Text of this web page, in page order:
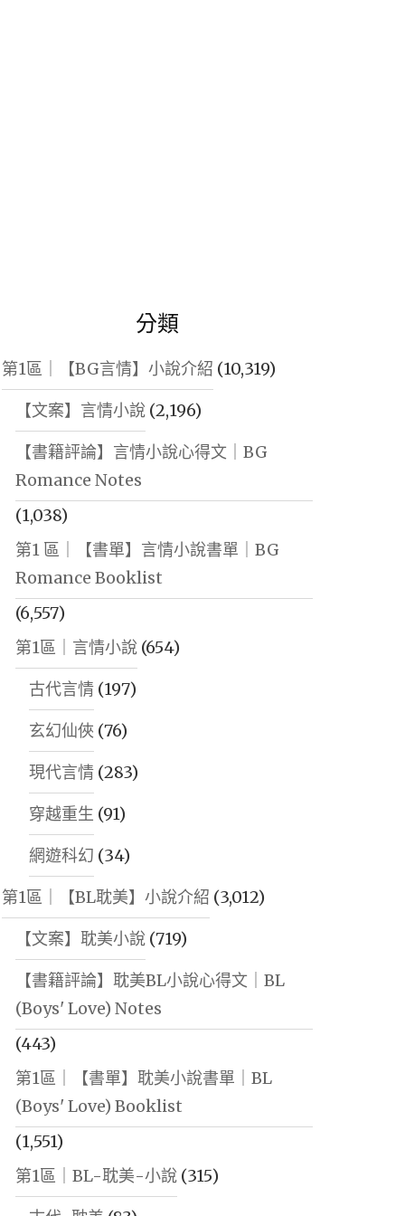
分類
第1區｜【BG言情】小說介紹 (10,319)
【文案】言情小說(2,196)
【書籍評論】言情小說心得文｜BG
Romance Notes
(1,038)
第1 區｜【書單】言情小說書單｜BG
Romance Booklist
(6,557)
第1區｜言情小說(654)
古代言情(197)
玄幻仙俠 (76)
現代言情(283)
穿越重生 (91)
網遊科幻 (34)
第1區｜【BL耽美】小說介紹 (3,012)
【文案】耽美小說(719)
【書籍評論】耽美BL小說心得文｜BL
(Boys' Love) Notes
(443)
第1區｜【書單】耽美小說書單｜BL
(Boys' Love) Booklist
(1,551)
第1區｜BL-耽美-小說(315)